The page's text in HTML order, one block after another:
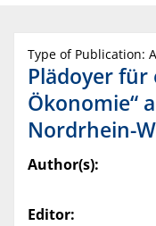
Type of Publication:
Plädoyer für
Ökonomie“
Nordrhein-
Author(s):
Editor: